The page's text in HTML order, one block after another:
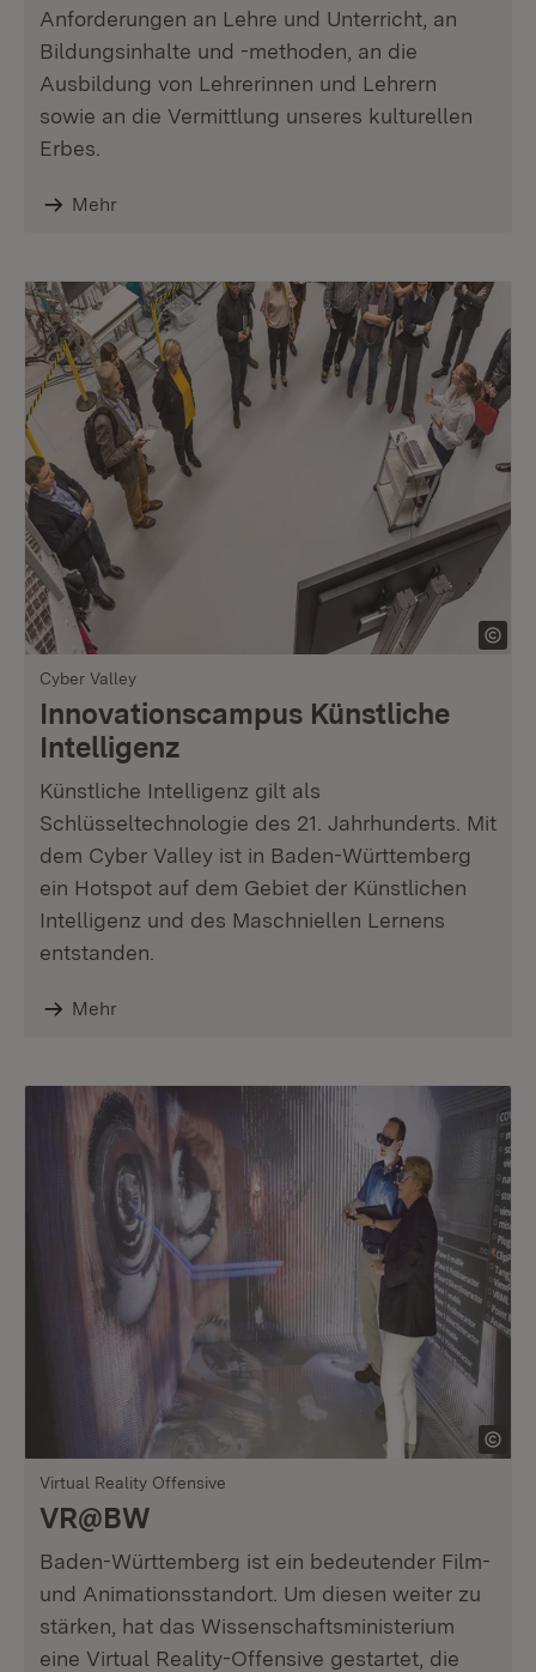
Anforderungen an Lehre und Unterricht, an
Bildungsinhalte und -methoden, an die
Ausbildung von Lehrerinnen und Lehrern
sowie an die Vermittlung unseres kulturellen
Erbes.
Mehr
Cyber Valley
Innovationscampus Künstliche
Intelligenz
Künstliche Intelligenz gilt als
Schlüsseltechnologie des 21. Jahrhunderts. Mit
dem Cyber Valley ist in Baden-Württemberg
ein Hotspot auf dem Gebiet der Künstlichen
Intelligenz und des Maschniellen Lernens
entstanden.
Mehr
Virtual Reality Offensive
VR@BW
Baden-Württemberg ist ein bedeutender Film-
und Animationsstandort. Um diesen weiter zu
stärken, hat das Wissenschaftsministerium
eine Virtual Reality-Offensive gestartet, die